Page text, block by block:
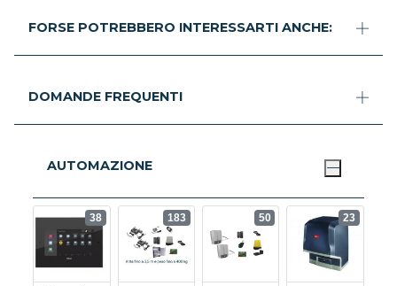
FORSE POTREBBERO INTERESSARTI ANCHE:
DOMANDE FREQUENTI
AUTOMAZIONE
38 183 50 23